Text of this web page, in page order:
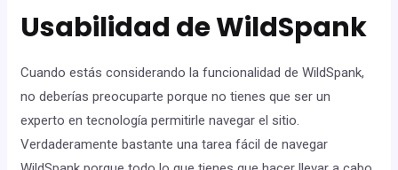
Usabilidad de WildSpank
Cuando estás considerando la funcionalidad de WildSpank,
no deberías preocuparte porque no tienes que ser un
experto en tecnología permitirle navegar el sitio.
Verdaderamente bastante una tarea fácil de navegar